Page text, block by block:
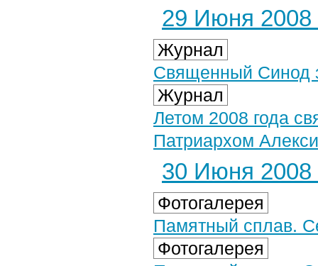
29 Июня 2008
Журнал
Священный Синод
Журнал
Летом 2008 года
Патриархом
30 Июня 2008
Фотогалерея
Памятный сплав.
Фотогалерея